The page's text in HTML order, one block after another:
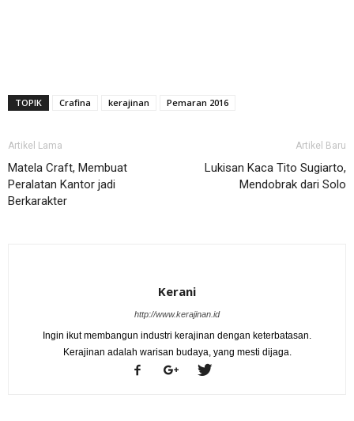
TOPIK Crafina kerajinan Pemaran 2016
Artikel Lama
Matela Craft, Membuat
Peralatan Kantor jadi
Berkarakter
Artikel Baru
Lukisan Kaca Tito Sugiarto,
Mendobrak dari Solo
Kerani
http://www.kerajinan.id
Ingin ikut membangun industri kerajinan dengan keterbatasan.
Kerajinan adalah warisan budaya, yang mesti dijaga.